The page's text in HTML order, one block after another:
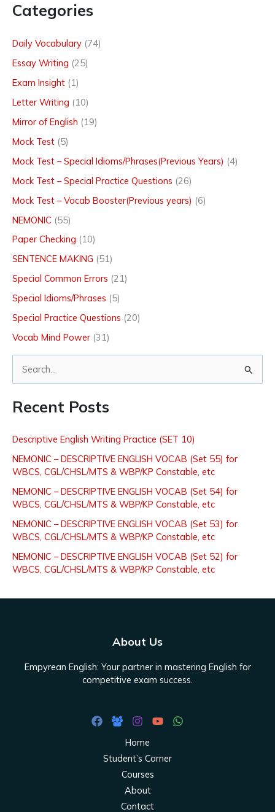
Categories
Daily Vocabulary (74)
Essay Writing (25)
Exam Insight (1)
Letter Writing (10)
Mirror of English (19)
Mock Test (5)
Mock Test – Special Idioms/Phrases(Previous Years) (4)
Mock Test – Special Practice Questions (26)
Mock Test – Vocab Booster(Previous years) (6)
NEMONIC (55)
Paper Checking (10)
SENTENCE MAKING (51)
Special Common Errors (21)
Special Idioms/Phrases (5)
Special Practice Questions (20)
Vocab Mind Power (31)
a
c
h
f
o
:
Recent Posts
Descriptive English Writing Practice (SET 10)
NEMONIC – DESCRIPTIVE ENGLISH VOCAB (Set 55) for
WBCS, CGL/CHSL/MTS & WBP/KP Constable, etc
NEMONIC – DESCRIPTIVE ENGLISH VOCAB (Set 54) for
WBCS, CGL/CHSL/MTS & WBP/KP Constable, etc
NEMONIC – DESCRIPTIVE ENGLISH VOCAB (Set 53) for
WBCS, CGL/CHSL/MTS & WBP/KP Constable, etc
NEMONIC – DESCRIPTIVE ENGLISH VOCAB (Set 52) for
WBCS, CGL/CHSL/MTS & WBP/KP Constable, etc
About Us
Empyrean English: Your partner in mastering English for
competitive exam success.
Home
Student’s Corner
Courses
About
Contact